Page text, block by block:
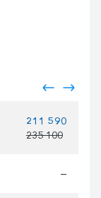
211 590
235 100
—